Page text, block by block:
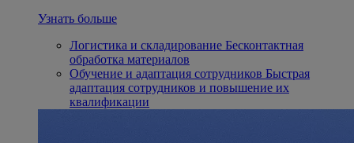
Узнать больше
Логистика и складирование Бесконтактная
обработка материалов
Обучение и адаптация сотрудников Быстрая
адаптация сотрудников и повышение их
квалификации